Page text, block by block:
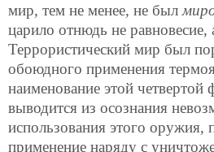
мир, тем не менее, не был
царило отнюдь не равновесие,
Террористический мир был
обоюдного применения
наименование этой
выводится из осознания
использования этого оружия,
применение наряду с